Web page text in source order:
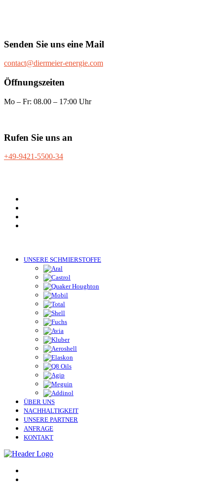
Senden Sie uns eine Mail
contact@diermeier-energie.com
Öffnungszeiten
Mo – Fr: 08.00 – 17:00 Uhr
Rufen Sie uns an
+49-9421-5500-34
UNSERE SCHMIERSTOFFE
ÜBER UNS
NACHHALTIGKEIT
UNSERE PARTNER
ANFRAGE
KONTAKT